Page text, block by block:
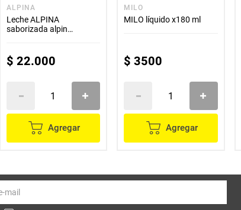
ALPINA
Leche ALPINA
saborizada alpin
$ 22.000
Agregar
MILO
MILO líquido x180 ml
$ 3500
Agregar